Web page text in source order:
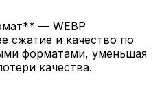
— WEBP
сжатие и качество по
форматами, уменьшая
качества.